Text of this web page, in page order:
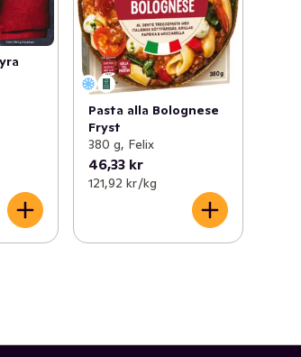
Pasta alla Bolognese
Fryst
380 g, Felix
46,33 kr
121,92 kr /kg